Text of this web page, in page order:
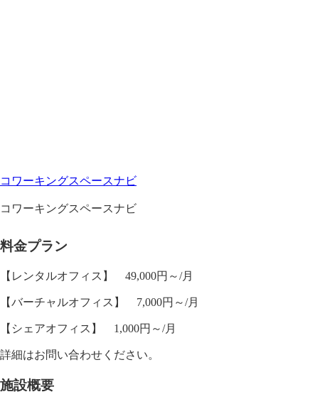
コワーキングスペースナビ
コワーキングスペースナビ
料金プラン
【レンタルオフィス】 49,000円～/月
【バーチャルオフィス】 7,000円～/月
【シェアオフィス】 1,000円～/月
詳細はお問い合わせください。
施設概要